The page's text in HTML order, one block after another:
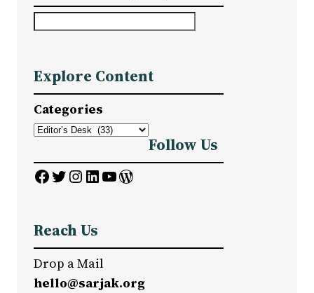
r
c
h
Explore Content
Categories
Follow Us
Facebook Twitter InstagramLinkedIn YouTube WordPress
Reach Us
Drop a Mail
hello@sarjak.org